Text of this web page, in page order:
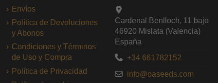
Envíos
Política de Devoluciones
y Abonos
Condiciones y Términos
de Uso y Compra
Política de Privacidad
Cardenal Benlloch, 11 bajo
46920 Mislata (Valencia)
España
+34 661782152
info@oaseeds.com